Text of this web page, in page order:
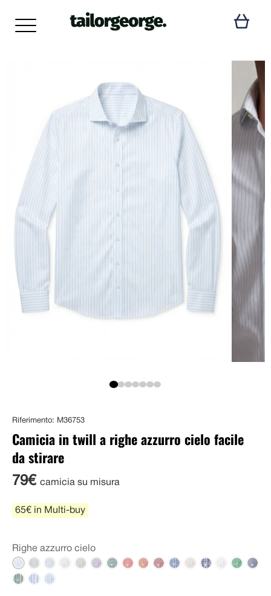
Riferimento: M36753
Camicia in twill a righe azzurro cielo facile
da stirare
79€ camicia su misura
65€ in Multi-buy
Righe azzurro cielo